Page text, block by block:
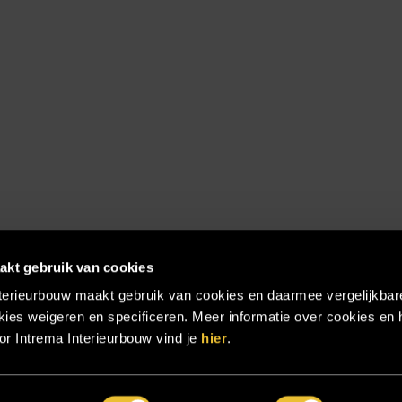
gebruik van cookies
maakt gebruik van cookies en daarmee
weigeren en specificeren. Meer informatie over cookies en
Intrema Interieurbouw vind je hier.